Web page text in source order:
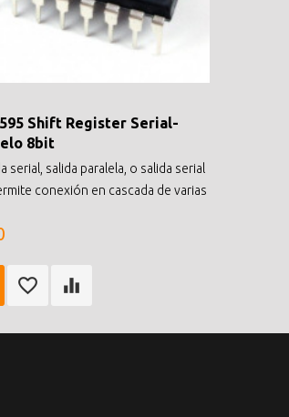
Shift Register Serial-
8bit
serial, salida paralela, o salida serial
conexión en cascada de varias